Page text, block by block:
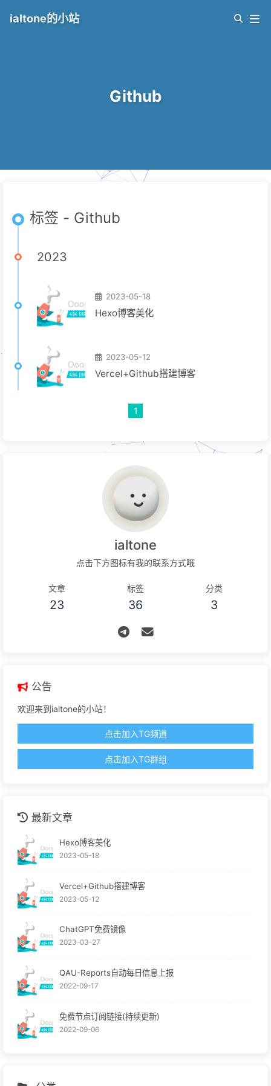
ialtone的小站
Github
标签 - Github
2023
2023-05-18
Hexo博客美化
2023-05-12
Vercel+Github搭建博客
1
ialtone
点击下方图标有我的联系方式哦
文章
23
标签
36
分类
3
公告
欢迎来到ialtone的小站！
点击加入TG频道
点击加入TG群组
最新文章
Hexo博客美化
2023-05-18
Vercel+Github搭建博客
2023-05-12
ChatGPT免费镜像
2023-03-27
QAU-Reports自动每日信息上报
2022-09-17
免费节点订阅链接(持续更新)
2022-09-06